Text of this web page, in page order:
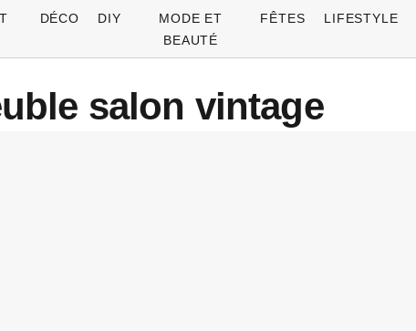
DÉCO DIY
MODE ET
BEAUTÉ
FÊTES LIFESTYLE
salon vintage